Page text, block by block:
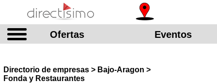
Ofertas Eventos
Directorio de empresas > Bajo-Aragon >
Fonda y Restaurantes